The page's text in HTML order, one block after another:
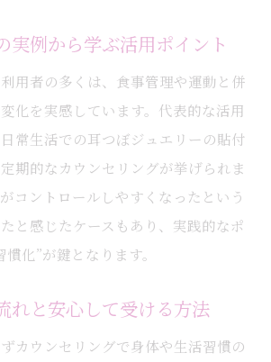
実例から学ぶ活用ポイント
用者の多くは、食事管理や運動と併
化を実感しています。代表的な活用
常生活での耳つぼジュエリーの貼付
期的なカウンセリングが挙げられま
コントロールしやすくなったという
と感じたケースもあり、実践的なポ
化”が鍵となります。
れと安心して受ける方法
カウンセリングで身体や生活習慣の